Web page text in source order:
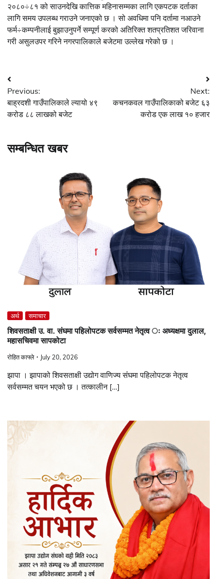
२०८०÷८१ को साउनदेखि कात्तिक महिनासम्मका लागि एकपटक दर्ताका
लागि समय उपलब्ध गराउने जनाएको छ । सो अवधिमा पनि दर्तामा नआउने
फर्म÷कम्पनीलाई बुझाउनुपर्ने सम्पूर्ण करको अतिरिक्त शतप्रतिशत जरिवाना
गरी असुलउपर गरिने नगरपालिकाले बजेटमा उल्लेख गरेको छ ।
Post
navigation
Previous:
बाह्रदशी गाउँपालिकाले ल्यायो ४९
करोड ८८ लाखको बजेट
Next:
कचनकवल गाउँपालिकाको बजेट ६३
करोड एक लाख १० हजार
सम्बन्धित खबर
अर्थ समाचार
शिवसताक्षी उ. वा. संघमा पहिलोपटक सर्वसम्मत नेतृत्व ः अध्यक्षमा दुलाल,
महासचिवमा सापकोटा
रोहित काफ्ले July 20, 2026
झापा । झापाको शिवसताक्षी उद्योग वाणिज्य संंघमा पहिलोपटक नेतृत्व
सर्वसम्मत चयन भएको छ । तत्कालीन […]